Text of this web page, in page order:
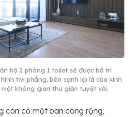
hộ 2 phòng 1 toilet sẽ được bố trí
tivi phẳng, bên cạnh lại là cửa kính
không gian thư giãn tuyệt vời.
còn có một ban công rộng,